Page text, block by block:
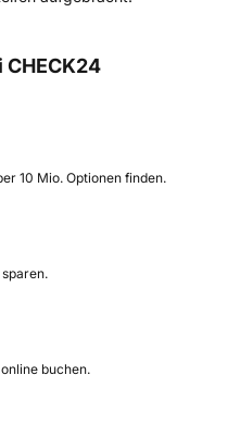
10 Mio. Optionen finden.
buchen.